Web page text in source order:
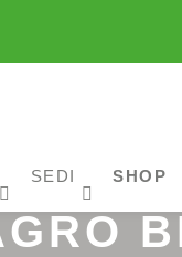
SEDI SHOP